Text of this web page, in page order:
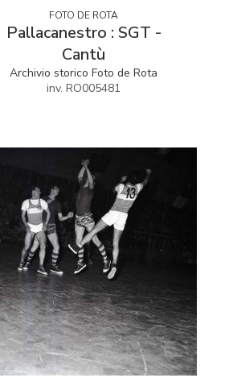
FOTO DE ROTA
Pallacanestro : SGT -
Cantù
Archivio storico Foto de Rota
inv. RO005481